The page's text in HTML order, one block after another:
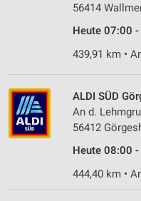
56414
Heute 07:00
439,91 km •
ALDI SÜD
An d.
56412
Heute 08:00
444,40 km •